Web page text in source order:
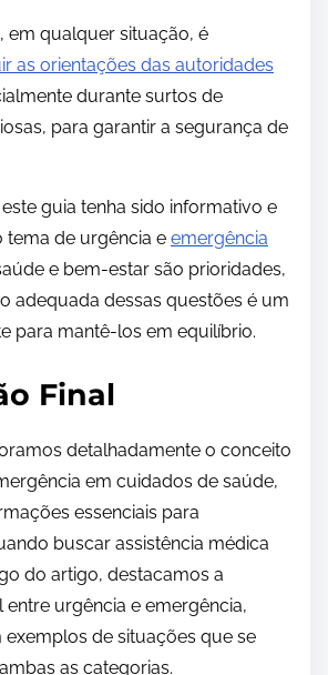
em qualquer situação, é
as orientações das autoridades
durante surtos de
para garantir a segurança de
guia tenha sido informativo e
tema de urgência e emergência
e bem-estar são prioridades,
adequada dessas questões é um
para mantê-los em equilíbrio.
Final
detalhadamente o conceito
em cuidados de saúde,
essenciais para
buscar assistência médica
do artigo, destacamos a
urgência e emergência,
de situações que se
as categorias.